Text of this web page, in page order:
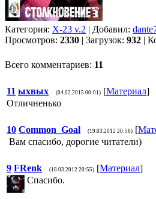
Категория: X-23 v.2 | Добавил:
Просмотров: 2330 | Загрузок: 932 |
Всего комментариев: 11
11 ыхвых (04.02.2015 00:01) [Материал]
Отличненько
10 Common_Goal (19.03.2012 20:56) [
Вам спасибо, дорогие читатели)
9 FRenk (18.03.2012 20:55) [Материал]
Спасибо.